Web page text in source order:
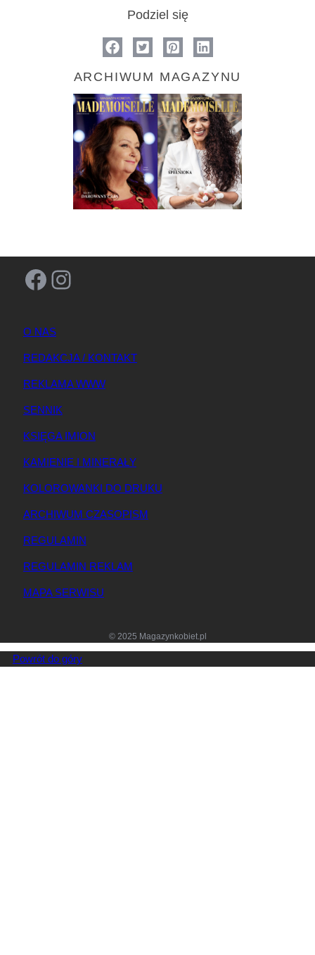
Podziel się
ARCHIWUM MAGAZYNU
Facebook Instagram
O NAS
REDAKCJA / KONTAKT
REKLAMA WWW
SENNIK
KSIĘGA IMION
KAMIENIE I MINERAŁY
KOLOROWANKI DO DRUKU
ARCHIWUM CZASOPISM
REGULAMIN
REGULAMIN REKLAM
MAPA SERWISU
© 2025 Magazynkobiet.pl
Powrót do góry